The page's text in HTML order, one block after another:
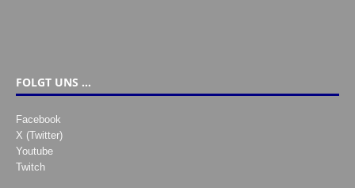
FOLGT UNS …
Facebook
X (Twitter)
Youtube
Twitch